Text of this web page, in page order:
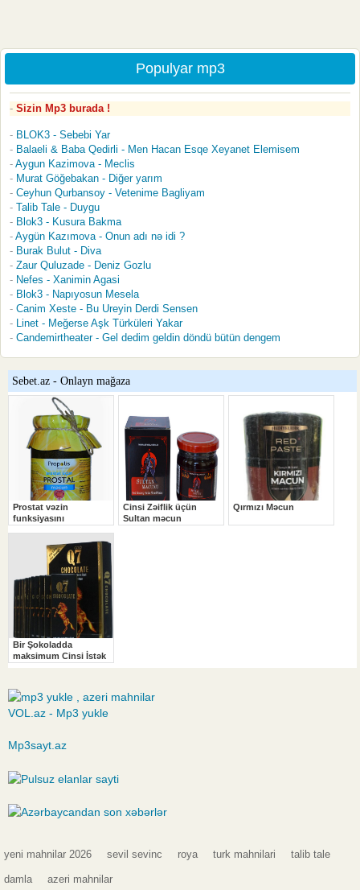
Populyar mp3
Sizin Mp3 burada !
BLOK3 - Sebebi Yar
Balaeli & Baba Qedirli - Men Hacan Esqe Xeyanet Elemisem
Aygun Kazimova - Meclis
Murat Göğebakan - Diğer yarım
Ceyhun Qurbansoy - Vetenime Bagliyam
Talib Tale - Duygu
Blok3 - Kusura Bakma
Aygün Kazımova - Onun adı nə idi ?
Burak Bulut - Diva
Zaur Quluzade - Deniz Gozlu
Nefes - Xanimin Agasi
Blok3 - Napıyosun Mesela
Canim Xeste - Bu Ureyin Derdi Sensen
Linet - Meğerse Aşk Türküleri Yakar
Candemirtheater - Gel dedim geldin döndü bütün dengem
VOL.az - Mp3 yukle
Mp3sayt.az
yeni mahnilar 2026 sevil sevinc roya turk mahnilari talib tale
damla azeri mahnilar